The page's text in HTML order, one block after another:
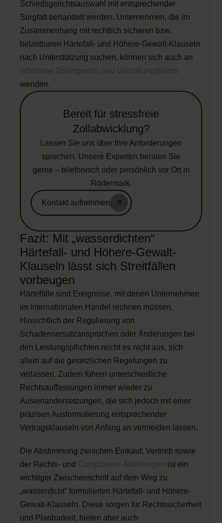
Schiedsgerichtsauswahl mit entsprechender
Sorgfalt behandelt werden. Unternehmen, die im
Zusammenhang mit rechtlich sicheren bzw.
belastbaren Härtefall- und Höhere-Gewalt-Klauseln
nach Unterstützung suchen, können sich auch an
erfahrene Zollexperten und Verzollungsbüros
wenden.
Bereit für stressfreie
Zollabwicklung?
Lassen Sie uns über Ihre Anforderungen
sprechen. Unsere Experten beraten Sie
gerne – telefonisch oder persönlich vor Ort in
Rödermark.
Kontakt aufnehmen
Fazit: Mit „wasserdichten“
Härtefall- und Höhere-Gewalt-
Klauseln lässt sich Streitfällen
vorbeugen
Härtefälle sind Ereignisse, mit denen Unternehmen
im internationalen Handel rechnen müssen.
Hinsichtlich der Regulierung von
Schadensersatzansprüchen oder Änderungen bei
den Leistungspflichten reicht es nicht aus, sich
allein auf die gesetzlichen Regelungen zu
verlassen. Zudem führen unterschiedliche
Rechtsauffassungen immer wieder zu
Auseinandersetzungen, die sich jedoch mit einer
präzisen Ausformulierung entsprechender
Vertragsklauseln von Anfang an vermeiden lassen.
Die Abstimmung zwischen Einkauf, Vertrieb sowie
der Rechts- und Compliance-Abteilungen ist ein
wichtiger Zwischenschritt auf dem Weg zu
„wasserdicht“ formulierten Härtefall- und Höhere-
Gewalt-Klauseln. Diese sorgen für Rechtssicherheit
und Planbarkeit, bieten aber auch